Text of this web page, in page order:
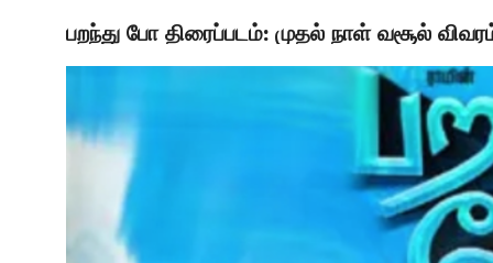
LATEST
பறந்து போ திரைப்படம்: முதல் நாள் வசூல்